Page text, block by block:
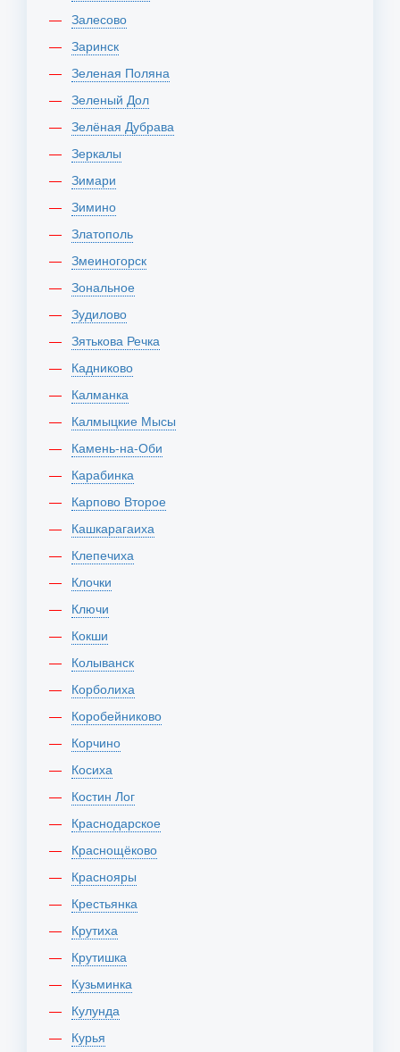
Залесово
Заринск
Зеленая Поляна
Зеленый Дол
Зелёная Дубрава
Зеркалы
Зимари
Зимино
Златополь
Змеиногорск
Зональное
Зудилово
Зятькова Речка
Кадниково
Калманка
Калмыцкие Мысы
Камень-на-Оби
Карабинка
Карпово Второе
Кашкарагаиха
Клепечиха
Клочки
Ключи
Кокши
Колыванск
Корболиха
Коробейниково
Корчино
Косиха
Костин Лог
Краснодарское
Краснощёково
Краснояры
Крестьянка
Крутиха
Крутишка
Кузьминка
Кулунда
Курья